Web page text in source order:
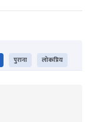
पुराना लोकप्रिय